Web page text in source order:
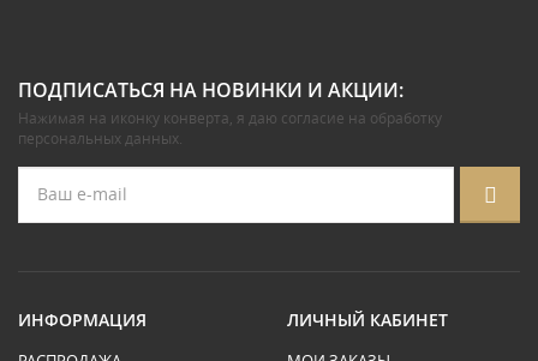
ПОДПИСАТЬСЯ НА НОВИНКИ И АКЦИИ:
Нажимая на иконку конверта, я даю согласие на обработку
персональных данных.
ИНФОРМАЦИЯ ЛИЧНЫЙ КАБИНЕТ